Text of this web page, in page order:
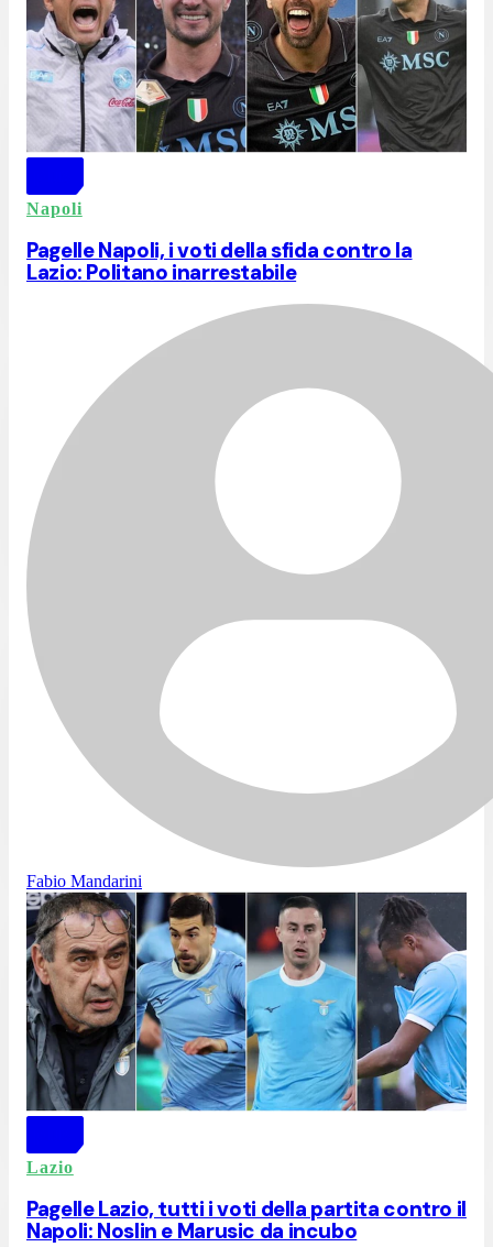
Napoli
Pagelle Napoli, i voti della sfida contro la
Lazio: Politano inarrestabile
Fabio Mandarini
Lazio
Pagelle Lazio, tutti i voti della partita contro il
Napoli: Noslin e Marusic da incubo